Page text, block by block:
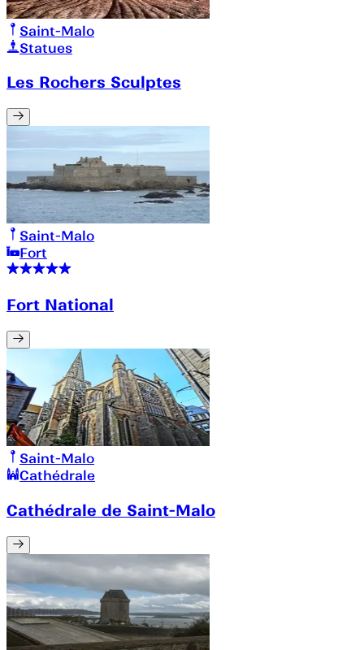
Saint-Malo
Statues
Les Rochers Sculptes
Saint-Malo
Fort
Fort National
Saint-Malo
Cathédrale
Cathédrale de Saint-Malo